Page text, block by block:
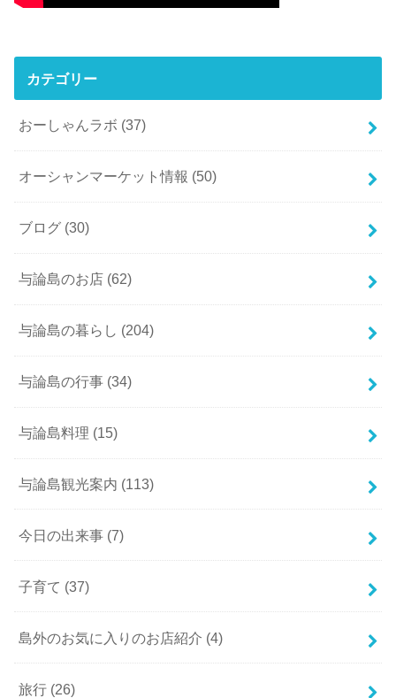
カテゴリー
おーしゃんラボ (37)
オーシャンマーケット情報 (50)
ブログ (30)
与論島のお店 (62)
与論島の暮らし (204)
与論島の行事 (34)
与論島料理 (15)
与論島観光案内 (113)
今日の出来事 (7)
子育て (37)
島外のお気に入りのお店紹介 (4)
旅行 (26)